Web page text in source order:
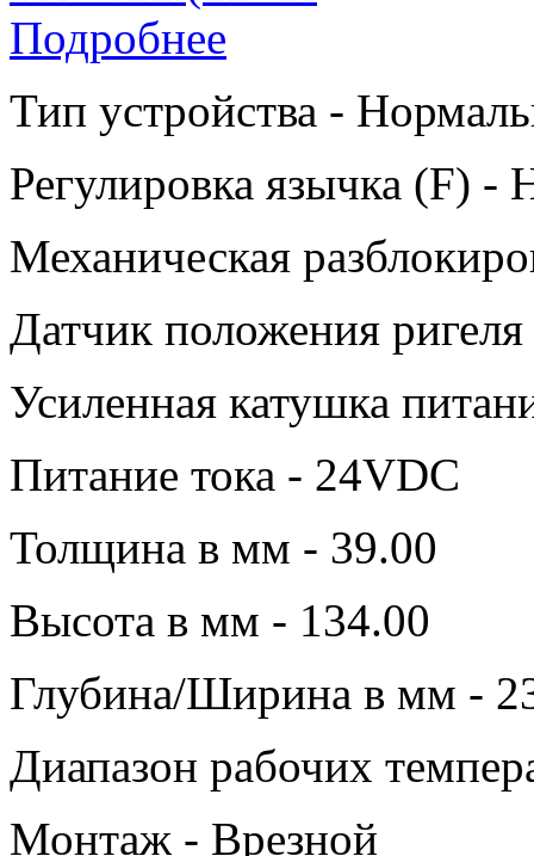
Подробнее
Тип устройства -
Регулировка язычка (F) -
Механическая
Датчик положения
Усиленная катушка
Питание тока - 24VDC
Толщина в мм - 39.00
Высота в мм - 134.00
Глубина/Ширина в мм -
Диапазон рабочих
Монтаж - Врезной